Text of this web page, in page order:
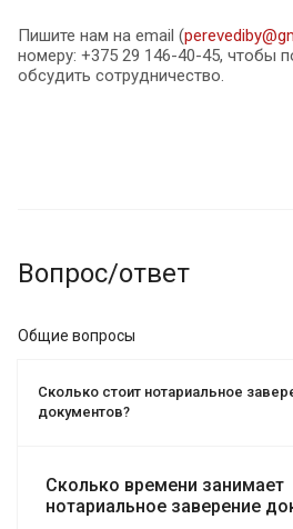
Пишите нам на email (
номеру: +375 29 146-40-45, чтобы
обсудить сотрудничество.
Вопрос/ответ
Общие вопросы
Сколько стоит нотариальное
документов?
Сколько времени занимает
нотариальное заверение